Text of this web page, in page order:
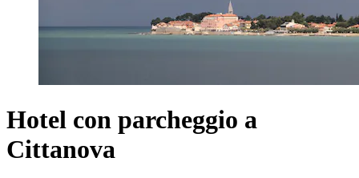
Hotel con parcheggio a
Cittanova